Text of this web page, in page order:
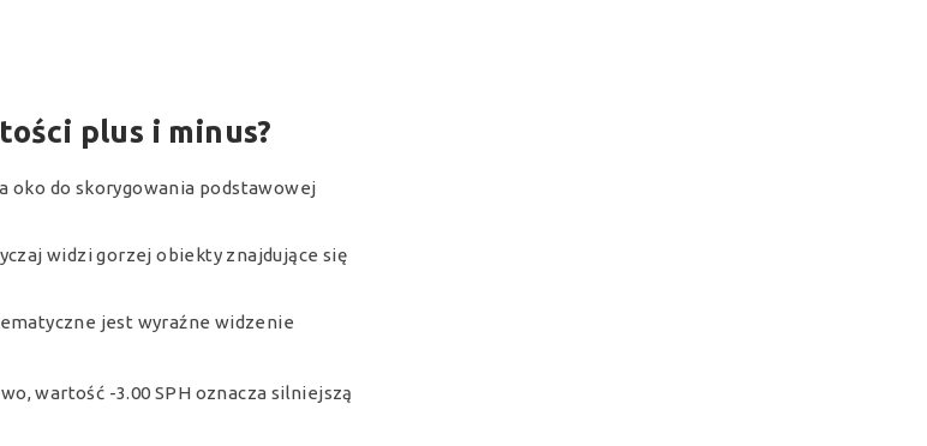
plus i minus?
oko do skorygowania podstawowej
widzi gorzej obiekty znajdujące się
jest wyraźne widzenie
wartość -3.00 SPH oznacza silniejszą